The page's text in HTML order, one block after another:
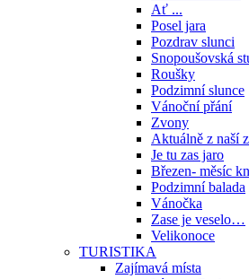
Ať ...
Posel jara
Pozdrav slunci
Snopoušovská
Roušky
Podzimní slunce
Vánoční přání
Zvony
Aktuálně z naší
Je tu zas jaro
Březen- měsíc
Podzimní balada
Vánočka
Zase je veselo…
Velikonoce
TURISTIKA
Zajímavá místa